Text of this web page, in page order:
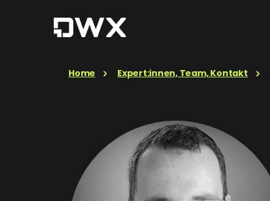
Home Expert:innen, Team, Kontakt